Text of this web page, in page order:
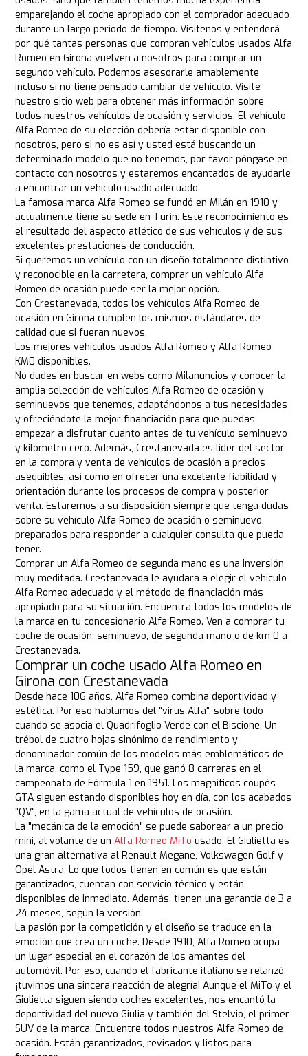
emparejando el coche apropiado con el comprador adecuado
durante un largo período de tiempo. Visítenos y entenderá
por qué tantas personas que compran vehículos usados Alfa
Romeo en Girona vuelven a nosotros para comprar un
segundo vehículo. Podemos asesorarle amablemente
incluso si no tiene pensado cambiar de vehículo. Visite
nuestro sitio web para obtener más información sobre
todos nuestros vehículos de ocasión y servicios. El vehículo
Alfa Romeo de su elección debería estar disponible con
nosotros, pero si no es así y usted está buscando un
determinado modelo que no tenemos, por favor póngase en
contacto con nosotros y estaremos encantados de ayudarle
a encontrar un vehículo usado adecuado.
La famosa marca Alfa Romeo se fundó en Milán en 1910 y
actualmente tiene su sede en Turín. Este reconocimiento es
el resultado del aspecto atlético de sus vehículos y de sus
excelentes prestaciones de conducción.
Si queremos un vehículo con un diseño totalmente distintivo
y reconocible en la carretera, comprar un vehículo Alfa
Romeo de ocasión puede ser la mejor opción.
Con Crestanevada, todos los vehículos Alfa Romeo de
ocasión en Girona cumplen los mismos estándares de
calidad que si fueran nuevos.
Los mejores vehículos usados Alfa Romeo y Alfa Romeo
KM0 disponibles.
No dudes en buscar en webs como Milanuncios y conocer la
amplia selección de vehículos Alfa Romeo de ocasión y
seminuevos que tenemos, adaptándonos a tus necesidades
y ofreciéndote la mejor financiación para que puedas
empezar a disfrutar cuanto antes de tu vehículo seminuevo
y kilómetro cero. Además, Crestanevada es líder del sector
en la compra y venta de vehículos de ocasión a precios
asequibles, así como en ofrecer una excelente fiabilidad y
orientación durante los procesos de compra y posterior
venta. Estaremos a su disposición siempre que tenga dudas
sobre su vehículo Alfa Romeo de ocasión o seminuevo,
preparados para responder a cualquier consulta que pueda
tener.
Comprar un Alfa Romeo de segunda mano es una inversión
muy meditada. Crestanevada le ayudará a elegir el vehículo
Alfa Romeo adecuado y el método de financiación más
apropiado para su situación. Encuentra todos los modelos de
la marca en tu concesionario Alfa Romeo. Ven a comprar tu
coche de ocasión, seminuevo, de segunda mano o de km 0 a
Crestanevada.
Comprar un coche usado Alfa Romeo en
Girona con Crestanevada
Desde hace 106 años, Alfa Romeo combina deportividad y
estética. Por eso hablamos del "virus Alfa", sobre todo
cuando se asocia el Quadrifoglio Verde con el Biscione. Un
trébol de cuatro hojas sinónimo de rendimiento y
denominador común de los modelos más emblemáticos de
la marca, como el Type 159, que ganó 8 carreras en el
campeonato de Fórmula 1 en 1951. Los magníficos coupés
GTA siguen estando disponibles hoy en día, con los acabados
"QV", en la gama actual de vehículos de ocasión.
La "mecánica de la emoción" se puede saborear a un precio
mini, al volante de unAlfa Romeo MiTo usado. El Giulietta es
una gran alternativa al Renault Megane, Volkswagen Golf y
Opel Astra. Lo que todos tienen en común es que están
garantizados, cuentan con servicio técnico y están
disponibles de inmediato. Además, tienen una garantía de 3 a
24 meses, según la versión.
La pasión por la competición y el diseño se traduce en la
emoción que crea un coche. Desde 1910, Alfa Romeo ocupa
un lugar especial en el corazón de los amantes del
automóvil. Por eso, cuando el fabricante italiano se relanzó,
¡tuvimos una sincera reacción de alegría! Aunque el MiTo y el
Giulietta siguen siendo coches excelentes, nos encantó la
deportividad del nuevo Giulia y también del Stelvio, el primer
SUV de la marca. Encuentre todos nuestros Alfa Romeo de
ocasión. Están garantizados, revisados y listos para